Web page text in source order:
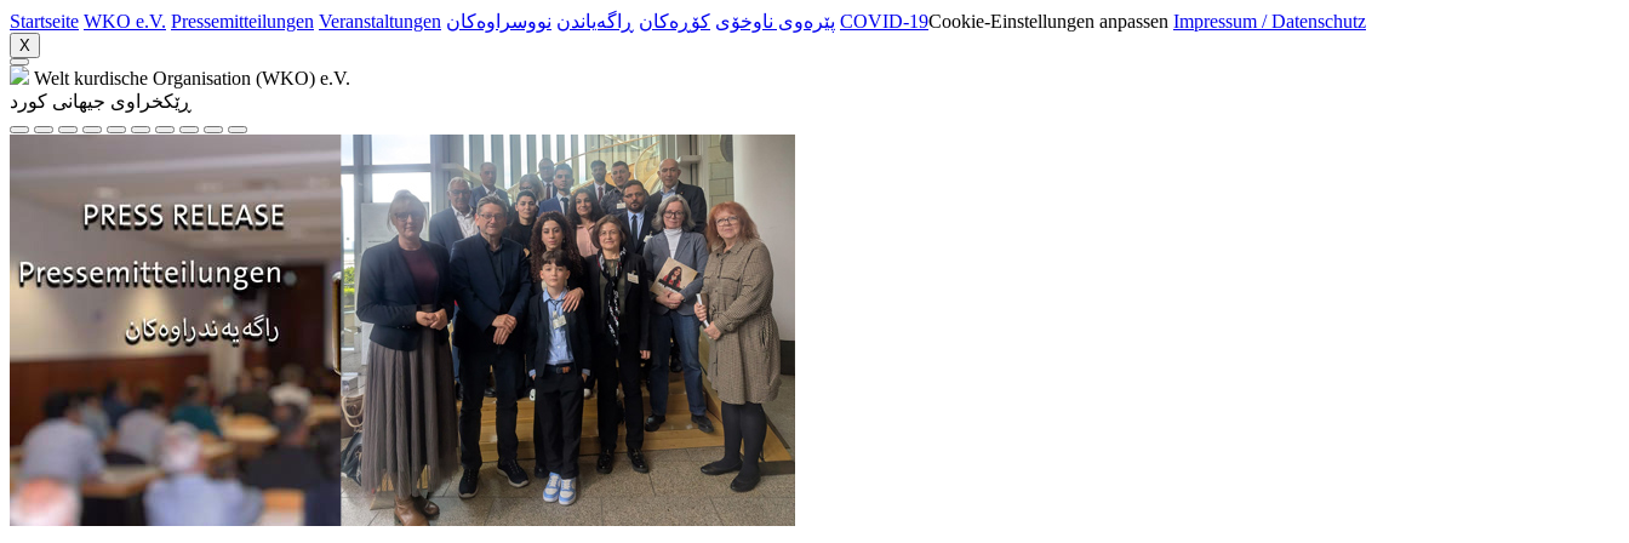
Startseite WKO e.V. Pressemitteilungen Veranstaltungen پێرەوی ناوخۆی کۆڕەکان ڕاگەیاندن نووسراوه‌کان COVID-19Cookie-Einstellungen anpassen Impressum / Datenschutz
X
Welt kurdische Organisation (WKO) e.V.
ڕێکخراوی جیهانی کورد